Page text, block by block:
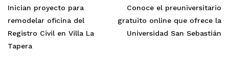
Inician proyecto para
remodelar oficina del
Registro Civil en Villa La
Tapera
Conoce el preuniversitario
gratuito online que ofrece la
Universidad San Sebastián